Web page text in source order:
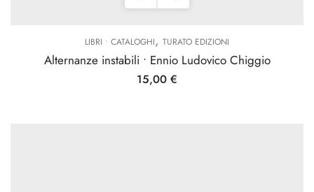
LIBRI • CATALOGHI, TURATO EDIZIONI
Alternanze instabili • Ennio Ludovico Chiggio
15,00 €